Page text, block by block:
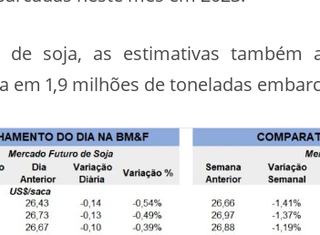
de soja, as estimativas também
em 1,9 milhões de toneladas